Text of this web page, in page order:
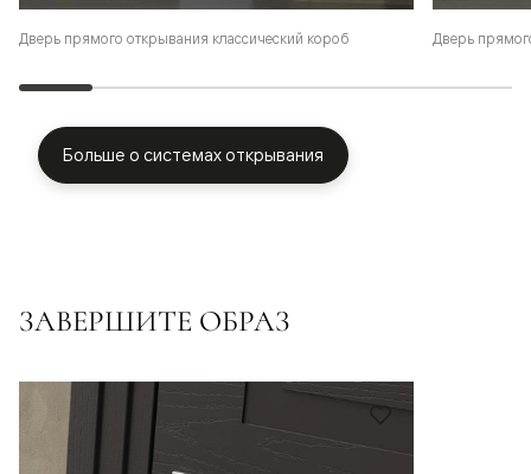
Дверь прямого открывания классический короб Дверь
Больше о системах открывания
ЗАВЕРШИТЕ ОБРАЗ